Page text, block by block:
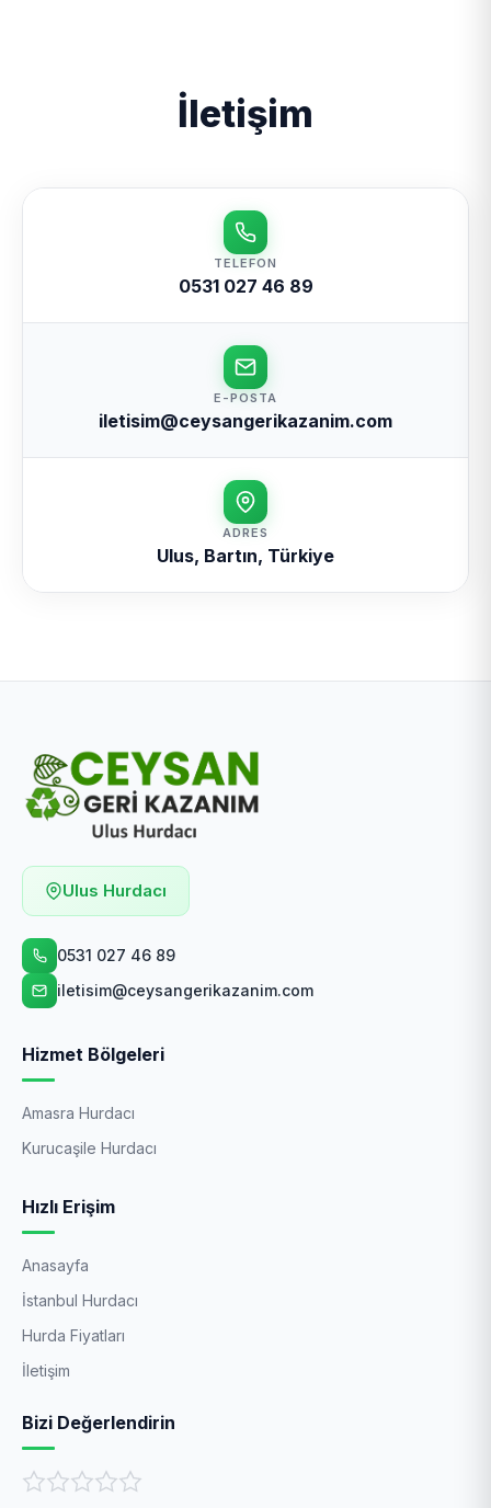
İletişim
TELEFON
0531 027 46 89
E-POSTA
iletisim@ceysangerikazanim.com
ADRES
Ulus, Bartın, Türkiye
Ulus Hurdacı
0531 027 46 89
iletisim@ceysangerikazanim.com
Hizmet Bölgeleri
Amasra Hurdacı
Kurucaşile Hurdacı
Hızlı Erişim
Anasayfa
İstanbul Hurdacı
Hurda Fiyatları
İletişim
Bizi Değerlendirin